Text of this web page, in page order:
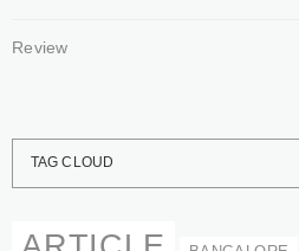
Review
TAG CLOUD